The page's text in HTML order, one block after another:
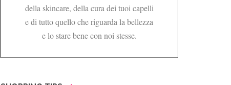
della skincare, della cura dei tuoi capelli
e di tutto quello che riguarda la bellezza
e lo stare bene con noi stesse.